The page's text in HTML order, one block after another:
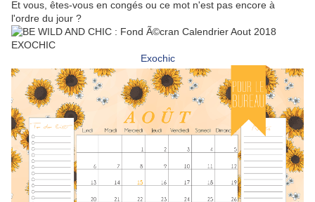
Et vous, êtes-vous en congés ou ce mot n'est pas encore à
l'ordre du jour ?
Exochic